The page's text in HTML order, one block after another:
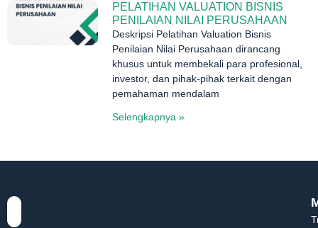
PELATIHAN VALUATION BISNIS
PENILAIAN NILAI PERUSAHAAN
Deskripsi Pelatihan Valuation Bisnis
Penilaian Nilai Perusahaan dirancang
khusus untuk membekali para profesional,
investor, dan pihak-pihak terkait dengan
pemahaman mendalam
Selengkapnya »